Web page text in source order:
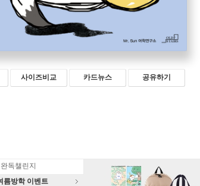
사이즈비교 카드뉴스 공유하기
독챌린지
름방학 이벤트